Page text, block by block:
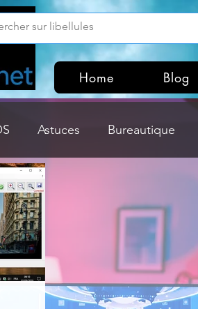
Home Blog
Astuces Bureautique
Divers
Internet
Linux Loisir et